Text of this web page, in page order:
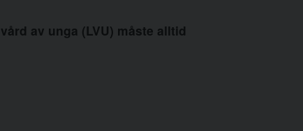
av unga (LVU) måste alltid